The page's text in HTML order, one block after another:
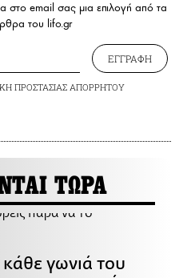
στο email σας μια επιλογή από τα
του lifo.gr
ΕΓΓΡΑΦΗ
ΠΡΟΣΤΑΣΙΑΣ ΑΠΟΡΡΗΤΟΥ
ΤΩΡΑ
κάθε γωνιά του